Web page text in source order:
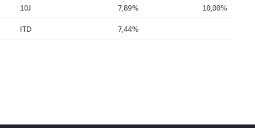
10J 7,89% 10,00%
ITD 7,44%